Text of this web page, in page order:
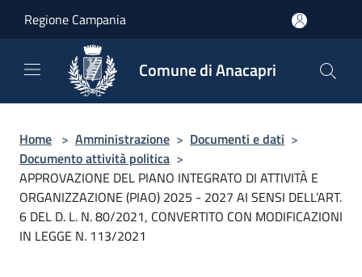
Regione Campania
Comune di Anacapri
Home > Amministrazione > Documenti e dati >
Documento attività politica >
APPROVAZIONE DEL PIANO INTEGRATO DI ATTIVITÀ E
ORGANIZZAZIONE (PIAO) 2025 - 2027 AI SENSI DELL’ART.
6 DEL D. L. N. 80/2021, CONVERTITO CON MODIFICAZIONI
IN LEGGE N. 113/2021